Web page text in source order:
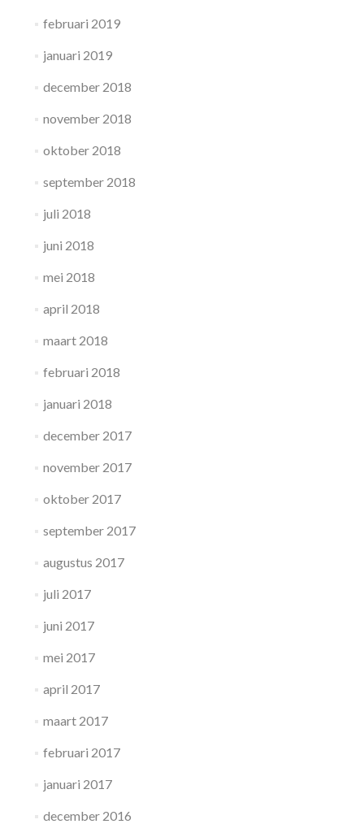
februari 2019
januari 2019
december 2018
november 2018
oktober 2018
september 2018
juli 2018
juni 2018
mei 2018
april 2018
maart 2018
februari 2018
januari 2018
december 2017
november 2017
oktober 2017
september 2017
augustus 2017
juli 2017
juni 2017
mei 2017
april 2017
maart 2017
februari 2017
januari 2017
december 2016